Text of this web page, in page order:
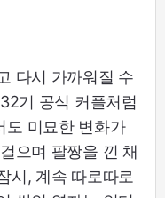
다시 가까워질 수
기 공식 커플처럼
도 미묘한 변화가
으며 팔짱을 낀 채
시, 계속 따로따로